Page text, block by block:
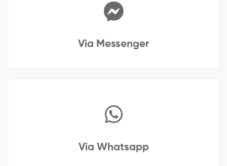
Via Messenger
Via Whatsapp